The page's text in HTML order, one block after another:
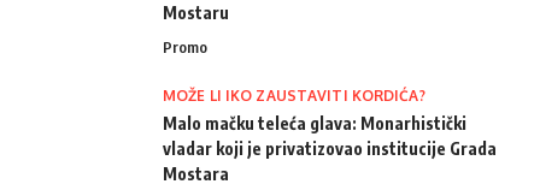
Mostaru
Promo
MOŽE LI IKO ZAUSTAVITI KORDIĆA?
Malo mačku teleća glava: Monarhistički
vladar koji je privatizovao institucije Grada
Mostara